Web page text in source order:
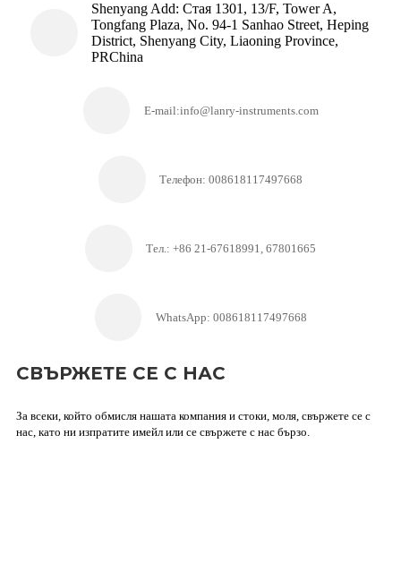
Shenyang Add: Стая 1301, 13/F, Tower A,
Tongfang Plaza, No. 94-1 Sanhao Street, Heping
District, Shenyang City, Liaoning Province,
PRChina
E-mail:info@lanry-instruments.com
Телефон: 008618117497668
Тел.: +86 21-67618991, 67801665
WhatsApp: 008618117497668
СВЪРЖЕТЕ СЕ С НАС
За всеки, който обмисля нашата компания и стоки, моля, свържете се с
нас, като ни изпратите имейл или се свържете с нас бързо.